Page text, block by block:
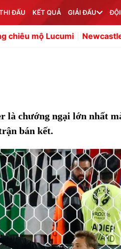
ĐẤU KẾT QUẢ GIẢI ĐẤU
Newcastle hét giá Hall,
là chướng ngại lớn nhất
bán kết.